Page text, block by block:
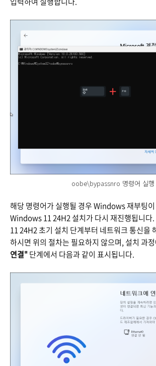
oobe\bypassnro 명령어 실행
해당 명령어가 실행될 경우 Windows 재부팅
Windows 11 24H2 설치가 다시 재진행됩니
11 24H2 초기 설치 단계부터 네트워크 통신을
하시면 위의 절차는 필요하지 않으며, 설치 과
연결" 단계에서 다음과 같이 표시됩니다.